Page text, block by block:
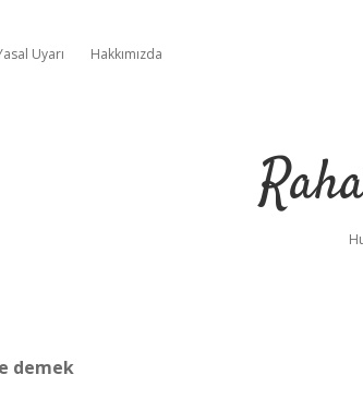
Uyarı Hakkımızda
demek